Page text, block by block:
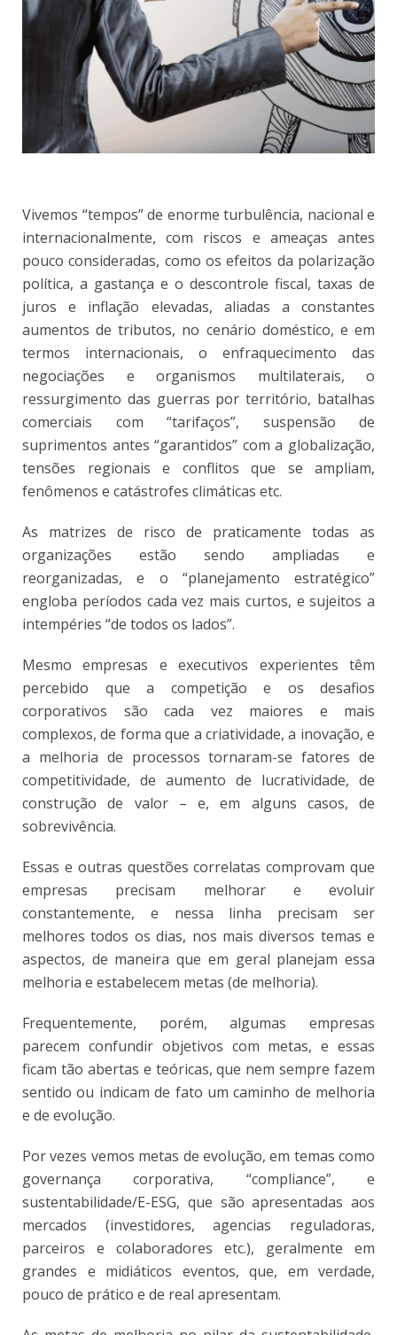
Vivemos “tempos” de enorme turbulência, nacional e
internacionalmente, com riscos e ameaças antes
pouco consideradas, como os efeitos da polarização
política, a gastança e o descontrole fiscal, taxas de
juros e inflação elevadas, aliadas a constantes
aumentos de tributos, no cenário doméstico, e em
termos internacionais, o enfraquecimento das
negociações e organismos multilaterais, o
ressurgimento das guerras por território, batalhas
comerciais com “tarifaços”, suspensão de
suprimentos antes “garantidos” com a globalização,
tensões regionais e conflitos que se ampliam,
fenômenos e catástrofes climáticas etc.
As matrizes de risco de praticamente todas as
organizações estão sendo ampliadas e
reorganizadas, e o “planejamento estratégico”
engloba períodos cada vez mais curtos, e sujeitos a
intempéries “de todos os lados”.
Mesmo empresas e executivos experientes têm
percebido que a competição e os desafios
corporativos são cada vez maiores e mais
complexos, de forma que a criatividade, a inovação, e
a melhoria de processos tornaram-se fatores de
competitividade, de aumento de lucratividade, de
construção de valor – e, em alguns casos, de
sobrevivência.
Essas e outras questões correlatas comprovam que
empresas precisam melhorar e evoluir
constantemente, e nessa linha precisam ser
melhores todos os dias, nos mais diversos temas e
aspectos, de maneira que em geral planejam essa
melhoria e estabelecem metas (de melhoria).
Frequentemente, porém, algumas empresas
parecem confundir objetivos com metas, e essas
ficam tão abertas e teóricas, que nem sempre fazem
sentido ou indicam de fato um caminho de melhoria
e de evolução.
Por vezes vemos metas de evolução, em temas como
governança corporativa, “compliance”, e
sustentabilidade/E-ESG, que são apresentadas aos
mercados (investidores, agencias reguladoras,
parceiros e colaboradores etc.), geralmente em
grandes e midiáticos eventos, que, em verdade,
pouco de prático e de real apresentam.